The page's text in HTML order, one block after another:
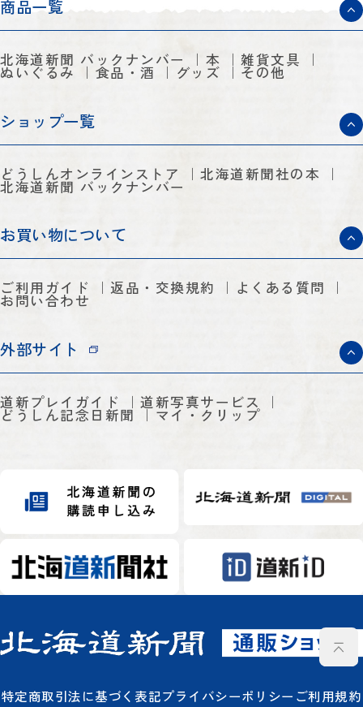
商品一覧
北海道新聞 バックナンバー 本 雑貨文具
ぬいぐるみ 食品・酒 グッズ その他
ショップ一覧
どうしんオンラインストア 北海道新聞社の本
北海道新聞 バックナンバー
お買い物について
ご利用ガイド 返品・交換規約 よくある質問
お問い合わせ
外部サイト
道新プレイガイド 道新写真サービス
どうしん記念日新聞 マイ・クリップ
特定商取引法に基づく表記プライバシーポリシー ご利用規約